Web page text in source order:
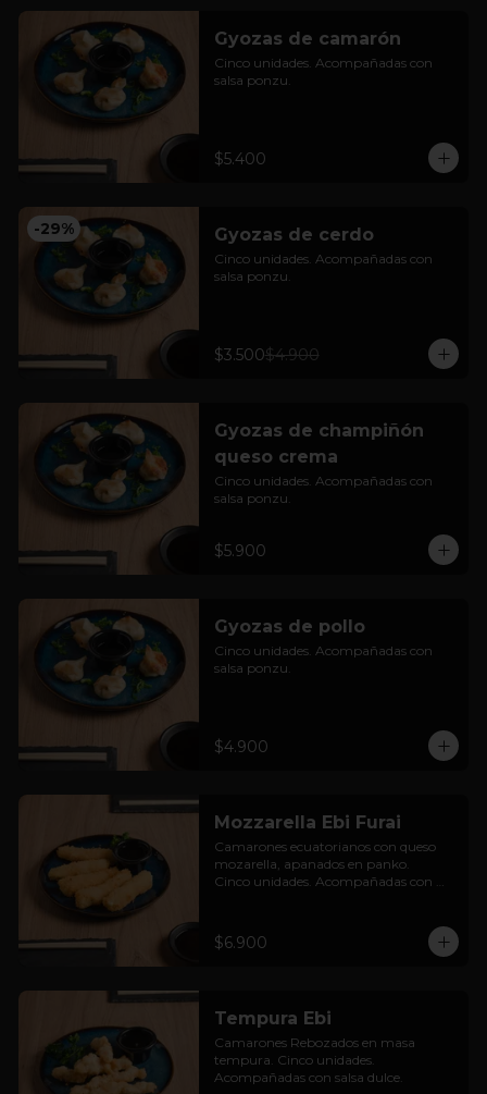
Gyozas de camarón
Cinco unidades. Acompañadas con
salsa ponzu.
$5.400
-29% Gyozas de cerdo
Cinco unidades. Acompañadas con
salsa ponzu.
$3.500$4.900
Gyozas de champiñón
queso crema
Cinco unidades. Acompañadas con
salsa ponzu.
$5.900
Gyozas de pollo
Cinco unidades. Acompañadas con
salsa ponzu.
$4.900
Mozzarella Ebi Furai
Camarones ecuatorianos con queso
mozarella, apanados en panko.
Cinco unidades. Acompañadas con
$6.900
Tempura Ebi
Camarones Rebozados en masa
tempura. Cinco unidades.
Acompañadas con salsa dulce.